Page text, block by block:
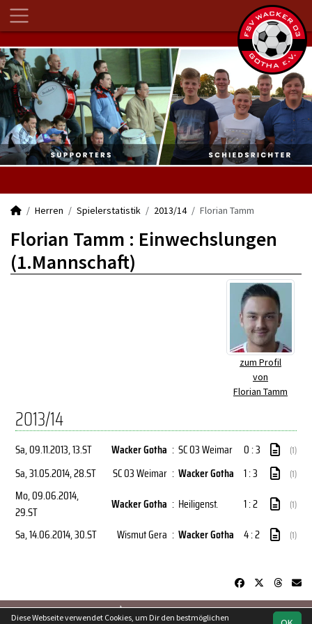
Herren Spielerstatistik 2013/14 Florian Tamm
Florian Tamm : Einwechslungen
(1.Mannschaft)
zum Profil
von
Florian Tamm
2013/14
Sa, 09.11.2013, 13.ST Wacker Gotha : SC 03 Weimar 0 : 3 (1)
Sa, 31.05.2014, 28.ST SC 03 Weimar : Wacker Gotha 1 : 3 (1)
Mo, 09.06.2014,
29.ST
Wacker Gotha : Heiligenst. 1 : 2 (1)
Sa, 14.06.2014, 30.ST Wismut Gera : Wacker Gotha 4 : 2 (1)
soccero.de
Diese Webseite verwendet Cookies, um Dir den bestmöglichen